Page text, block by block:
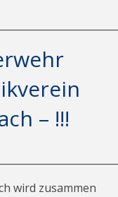
– !!!
wird zusammen